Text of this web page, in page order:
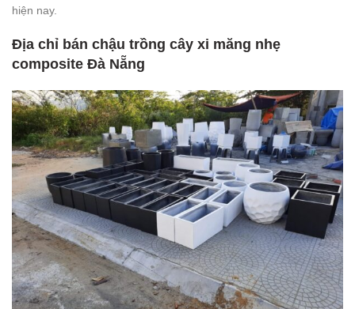
hiện nay.
Địa chỉ bán chậu trồng cây xi măng nhẹ
composite Đà Nẵng